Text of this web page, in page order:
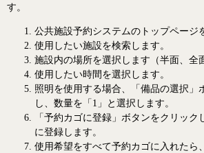
す。
公共施設予約システムのトップページ
使用したい施設を検索します。
施設内の場所を選択します（半面、全
使用したい時間を選択します。
照明を使用する場合、「備品の選択」
し、数量を「1」と選択します。
「予約カゴに登録」ボタンをクリック
に登録します。
使用希望をすべて予約カゴに入れたら